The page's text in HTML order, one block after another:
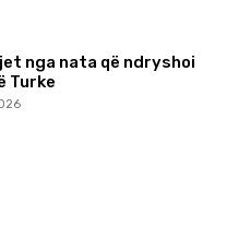
nga nata që ndryshoi
Turke